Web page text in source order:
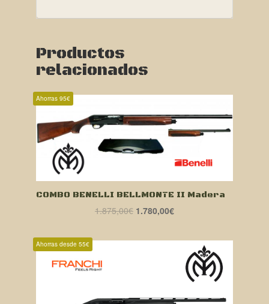
Productos
relacionados
Ahorras 95€
COMBO BENELLI BELLMONTE II Madera
1.875,00€ El
original
1.780,00€El
actual
1.780,00€.
Ahorras desde 55€